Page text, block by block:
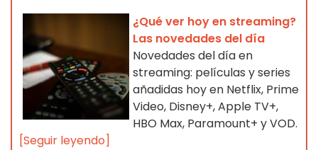
¿Qué ver hoy en streaming?
Las novedades del día
Novedades del día en
streaming: películas y series
añadidas hoy en Netflix, Prime
Video, Disney+, Apple TV+,
HBO Max, Paramount+ y VOD.
[Seguir leyendo]